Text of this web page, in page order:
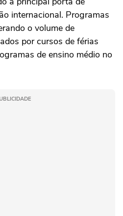
internacional. Programas
o volume de
por cursos de férias
de ensino médio no